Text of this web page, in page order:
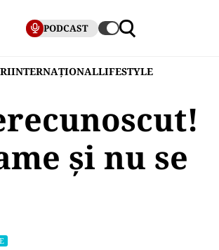
PODCAST
INTERNAȚIONALLIFESTYLE
și nu se